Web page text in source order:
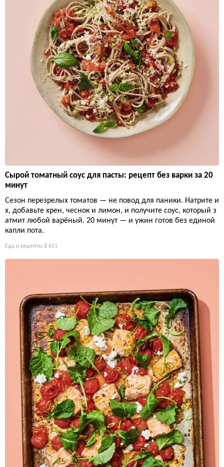
Сырой томатный соус для пасты: рецепт без варки за 20
минут
Сезон перезрелых томатов — не повод для паники. Натрите и
х, добавьте хрен, чеснок и лимон, и получите соус, который з
атмит любой варёный. 20 минут — и ужин готов без единой
капли пота.
Еда и рецепты 8 651